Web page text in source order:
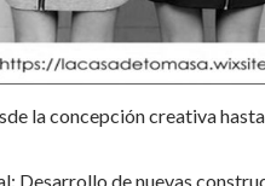
la concepción creativa
Desarrollo de nuevas